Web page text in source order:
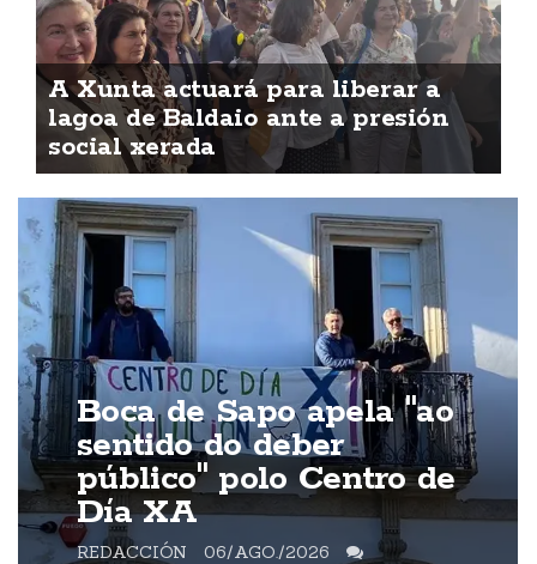
A Xunta actuará para liberar a
lagoa de Baldaio ante a presión
social xerada
Boca de Sapo apela "ao
sentido do deber
público" polo Centro de
Día XA
REDACCIÓN 06/AGO./2026